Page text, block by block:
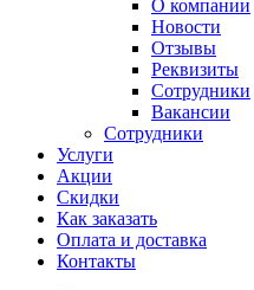
О компании
Новости
Отзывы
Реквизиты
Сотрудники
Вакансии
Сотрудники
Услуги
Акции
Скидки
Как заказать
Оплата и доставка
Контакты